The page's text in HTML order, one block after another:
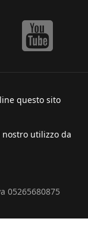
questo sito
utilizzo da
05265680875